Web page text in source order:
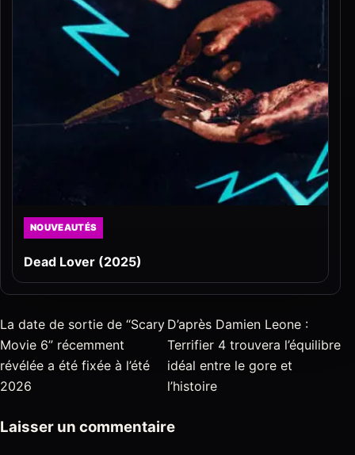
NOUVEAUTÉS
Dead Lover (2025)
La date de sortie de “Scary
Movie 6” récemment
révélée a été fixée à l’été
2026
D’après Damien Leone :
Terrifier 4 trouvera l’équilibre
idéal entre le gore et
l’histoire
Laisser un commentaire